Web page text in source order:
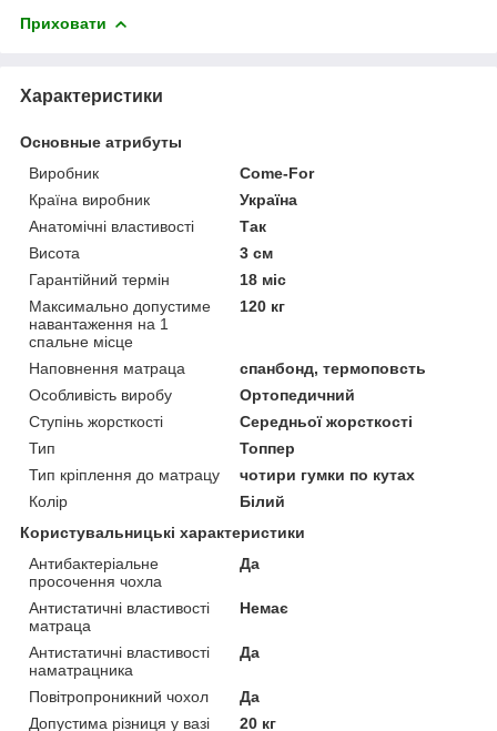
Приховати
Характеристики
Основные атрибуты
Виробник
Come-For
Країна виробник
Україна
Анатомічні властивості
Так
Висота
3 см
Гарантійний термін
18 міс
Максимально допустиме
навантаження на 1
спальне місце
120 кг
Наповнення матраца
спанбонд, термоповсть
Особливість виробу
Ортопедичний
Ступінь жорсткості
Середньої жорсткості
Тип
Топпер
Тип кріплення до матрацу
чотири гумки по кутах
Колір
Білий
Користувальницькі характеристики
Антибактеріальне
просочення чохла
Да
Антистатичні властивості
матраца
Немає
Антистатичні властивості
наматрацника
Да
Повітропроникний чохол
Да
Допустима різниця у вазі
20 кг